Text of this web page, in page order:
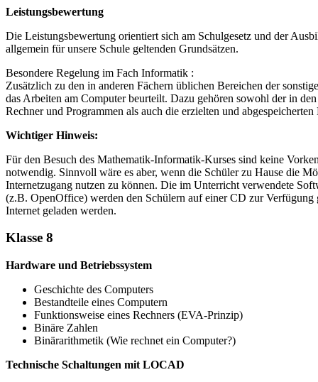
Leistungsbewertung
Die Leistungsbewertung orientiert sich am Schulgesetz und der
allgemein für unsere Schule geltenden Grundsätzen.
Besondere Regelung im Fach Informatik :
Zusätzlich zu den in anderen Fächern üblichen Bereichen der
das Arbeiten am Computer beurteilt. Dazu gehören sowohl der in
Rechner und Programmen als auch die erzielten und abgespeicherten
Wichtiger Hinweis:
Für den Besuch des Mathematik-Informatik-Kurses sind keine
notwendig. Sinnvoll wäre es aber, wenn die Schüler zu Hause die
Internetzugang nutzen zu können. Die im Unterricht verwendete
(z.B. OpenOffice) werden den Schülern auf einer CD zur Verfügung
Internet geladen werden.
Klasse 8
Hardware und Betriebssystem
Geschichte des Computers
Bestandteile eines Computern
Funktionsweise eines Rechners (EVA-Prinzip)
Binäre Zahlen
Binärarithmetik (Wie rechnet ein Computer?)
Technische Schaltungen mit LOCAD